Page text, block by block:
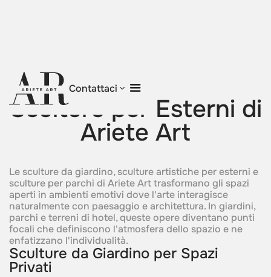
Contattaci
Torna al blog
Sculture per Esterni di
Ariete Art
Le sculture da giardino, sculture artistiche per esterni e
sculture per parchi di Ariete Art trasformano gli spazi
aperti in ambienti emotivi dove l'arte interagisce
naturalmente con paesaggio e architettura. In giardini,
parchi e terreni di hotel, queste opere diventano punti
focali che definiscono l'atmosfera dello spazio e ne
enfatizzano l'individualità.
Sculture da Giardino per Spazi
Privati